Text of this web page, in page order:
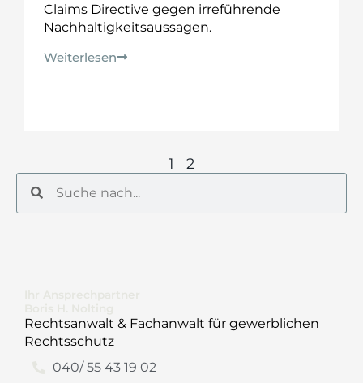
Rechtsanwalt & Fachanwalt für gewerblichen
Rechtsschutz
040/ 55 43 19 02
Claims Directive gegen irreführende
Nachhaltigkeitsaussagen.
Weiterlesen
1 2